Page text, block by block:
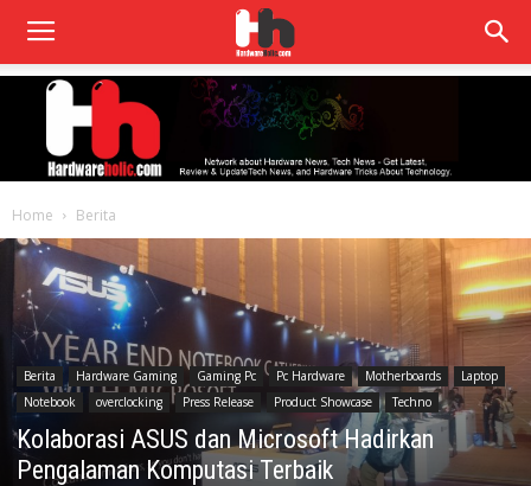
Home Berita
Berita Hardware Gaming Gaming Pc Pc Hardware Motherboards
Laptop
Notebook
overclocking Press Release Product Showcase Techno
Kolaborasi ASUS dan Microsoft Hadirkan
Pengalaman Komputasi Terbaik